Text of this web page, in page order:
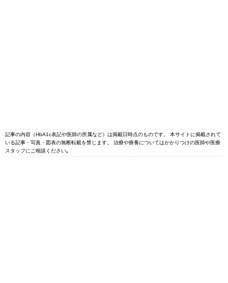
記事の内容（HbA1c表記や医師の所属など）は掲載日時点のものです。 本サイトに掲載されて
いる記事・写真・図表の無断転載を禁じます。 治療や療養についてはかかりつけの医師や医療
スタッフにご相談ください｡